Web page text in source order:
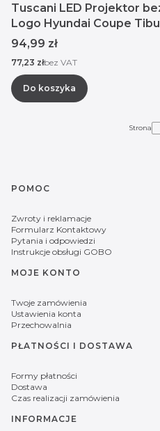
Tuscani LED Projektor
Logo Hyundai Coupe
Cena
94,99 zł
Cena
77,23 złbez VAT
Do koszyka
Strona
Linki w stopce
POMOC
Zwroty i reklamacje
Formularz Kontaktowy
Pytania i odpowiedzi
Instrukcje obsługi GOBO
MOJE KONTO
Twoje zamówienia
Ustawienia konta
Przechowalnia
PŁATNOŚCI I DOSTAWA
Formy płatności
Dostawa
Czas realizacji zamówienia
INFORMACJE